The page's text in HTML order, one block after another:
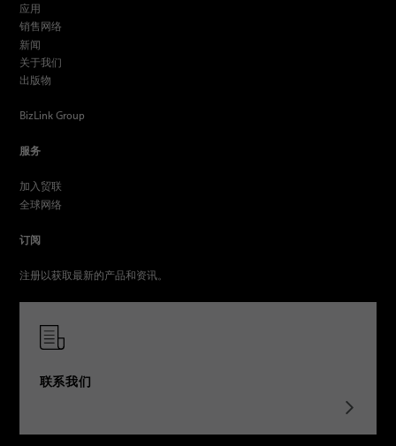
应用
销售网络
新闻
关于我们
出版物
BizLink Group
服务
加入贸联
全球网络
订阅
注册以获取最新的产品和资讯。
联系我们